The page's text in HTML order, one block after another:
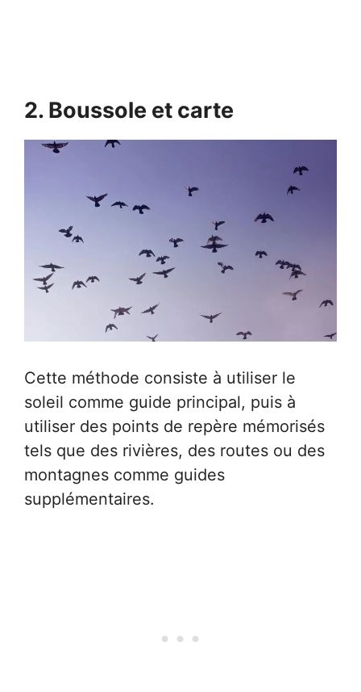
2. Boussole et carte
Cette méthode consiste à utiliser le
soleil comme guide principal, puis à
utiliser des points de repère mémorisés
tels que des rivières, des routes ou des
montagnes comme guides
supplémentaires.